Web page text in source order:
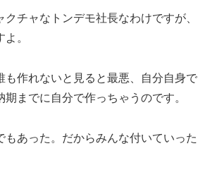
チャなトンデモ社長なわけですが、
。
も作れないと見ると最悪、自分自身で
までに自分で作っちゃうのです。
もあった。だからみんな付いていった